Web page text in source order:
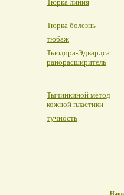
Тюрка линия
Тюрка болезнь
тюбаж
Тьюдора-Эдвардса
ранорасширитель
Тычинкиной метод
кожной пластики
тучность